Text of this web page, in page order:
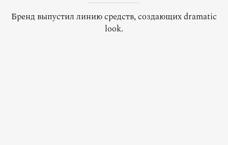
Бренд выпустил линию средств, создающих dramatic
look.